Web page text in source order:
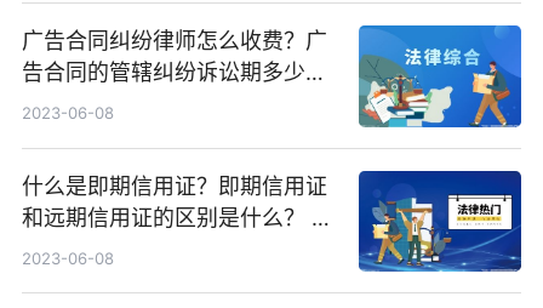
广告合同纠纷律师怎么收费？广
告合同的管辖纠纷诉讼期多少
年？ 头条
2023-06-08
什么是即期信用证？即期信用证
和远期信用证的区别是什么？ 全
球聚看点
2023-06-08